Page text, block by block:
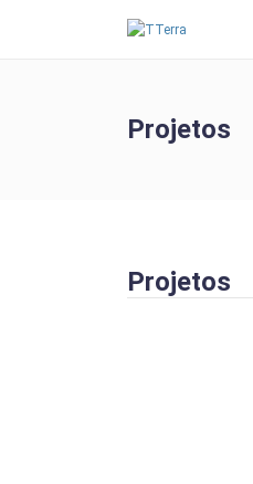
Projetos
Projetos